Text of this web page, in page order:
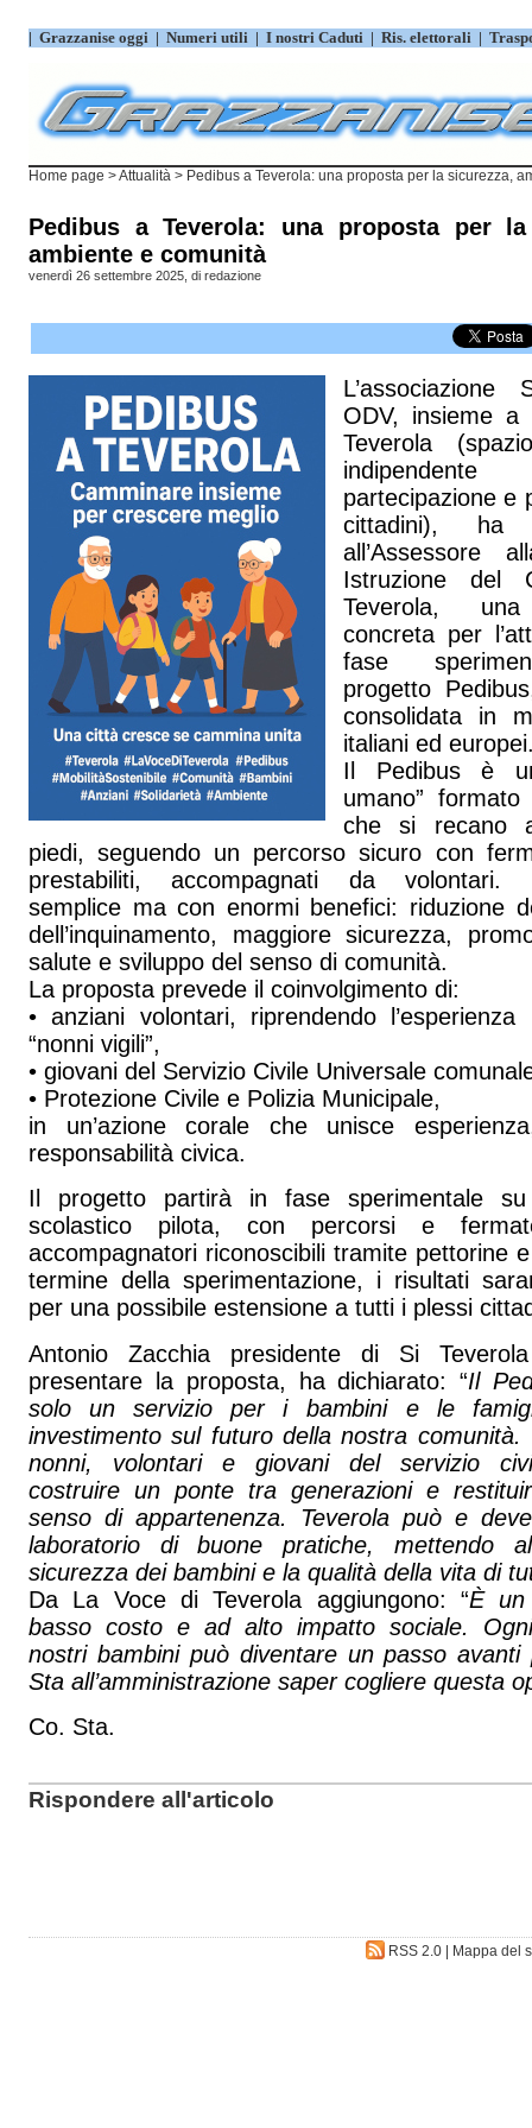
| Grazzanise oggi | Numeri utili | I nostri Caduti | Ris. elettorali |
Home page >Attualità > Pedibus a Teverola: una proposta per la sicurezza,
Pedibus a Teverola: una proposta per la
ambiente e comunità
venerdì 26 settembre 2025, di redazione
L’associazione
ODV, insieme
Teverola
partecipazione e
cittadini), ha
all’Assessore
Istruzione del
Teverola,
concreta per
fase
progetto
consolidata in
italiani ed
Il Pedibus è
umano”
che si recano
piedi, seguendo un percorso sicuro con
prestabiliti, accompagnati da volontari.
semplice ma con enormi benefici: riduzione
dell’inquinamento, maggiore sicurezza,
salute e sviluppo del senso di comunità.
La proposta prevede il coinvolgimento di:
• anziani volontari, riprendendo l’esperienza
“nonni vigili”,
• giovani del Servizio Civile Universale
• Protezione Civile e Polizia Municipale,
in un’azione corale che unisce
responsabilità civica.
Il progetto partirà in fase sperimentale
scolastico pilota, con percorsi e
accompagnatori riconoscibili tramite pettorine
termine della sperimentazione, i risultati
per una possibile estensione a tutti i plessi
Antonio Zacchia presidente di Si
presentare la proposta, ha dichiarato: “Il
solo un servizio per i bambini e le
investimento sul futuro della nostra comunità.
nonni, volontari e giovani del servizio
costruire un ponte tra generazioni e
senso di appartenenza. Teverola può e
laboratorio di buone pratiche, mettendo
sicurezza dei bambini e la qualità della vita di
Da La Voce di Teverola aggiungono: “È un
basso costo e ad alto impatto sociale.
nostri bambini può diventare un passo
Sta all’amministrazione saper cogliere questa
Co. Sta.
Rispondere all'articolo
RSS 2.0 Mappa del